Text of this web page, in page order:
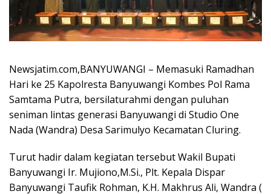
Newsjatim.com,BANYUWANGI – Memasuki Ramadhan
Hari ke 25 Kapolresta Banyuwangi Kombes Pol Rama
Samtama Putra, bersilaturahmi dengan puluhan
seniman lintas generasi Banyuwangi di Studio One
Nada (Wandra) Desa Sarimulyo Kecamatan Cluring.
Turut hadir dalam kegiatan tersebut Wakil Bupati
Banyuwangi Ir. Mujiono,M.Si., Plt. Kepala Dispar
Banyuwangi Taufik Rohman, K.H. Makhrus Ali, Wandra (